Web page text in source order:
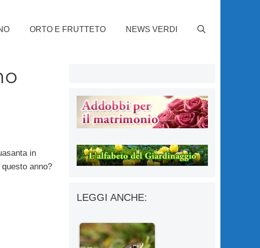
ORTO E FRUTTETO NEWS VERDI
in
anno?
LEGGI ANCHE: